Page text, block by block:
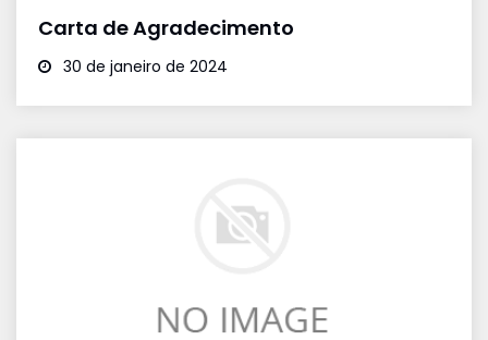
Carta de Agradecimento
30 de janeiro de 2024